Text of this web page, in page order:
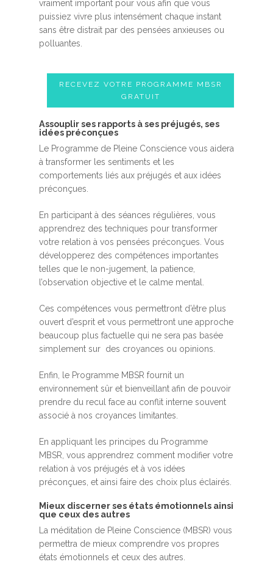
vraiment important pour vous afin que vous
puissiez vivre plus intensément chaque instant
sans être distrait par des pensées anxieuses ou
polluantes.
RECEVEZ VOTRE PROGRAMME MBSR
GRATUIT
Assouplir ses rapports à ses préjugés, ses
idées préconçues
Le Programme de Pleine Conscience vous aidera
à transformer les sentiments et les
comportements liés aux préjugés et aux idées
préconçues.
En participant à des séances régulières, vous
apprendrez des techniques pour transformer
votre relation à vos pensées préconçues. Vous
développerez des compétences importantes
telles que le non-jugement, la patience,
l’observation objective et le calme mental.
Ces compétences vous permettront d’être plus
ouvert d’esprit et vous permettront une approche
beaucoup plus factuelle qui ne sera pas basée
simplement sur des croyances ou opinions.
Enfin, le Programme MBSR fournit un
environnement sûr et bienveillant afin de pouvoir
prendre du recul face au conflit interne souvent
associé à nos croyances limitantes.
En appliquant les principes du Programme
MBSR, vous apprendrez comment modifier votre
relation à vos préjugés et à vos idées
préconçues, et ainsi faire des choix plus éclairés.
Mieux discerner ses états émotionnels ainsi
que ceux des autres
La méditation de Pleine Conscience (MBSR) vous
permettra de mieux comprendre vos propres
états émotionnels et ceux des autres.